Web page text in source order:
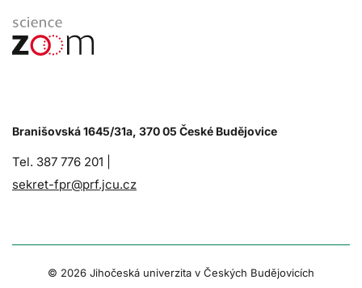
Branišovská 1645/31a, 370 05 České Budějovice
Tel. 387 776 201 |
sekret-fpr@prf.jcu.cz
© 2026 Jihočeská univerzita v Českých Budějovicích